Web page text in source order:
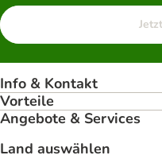
Info & Kontakt
Vorteile
Angebote & Services
Land auswählen